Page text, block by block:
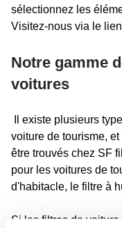
sélectionnez les
Visitez-nous via le
Notre gamme
voitures
Il existe plusieurs
voiture de tourisme,
être trouvés chez SF
pour les voitures de
d'habitacle, le filtre à
Si les filtres de